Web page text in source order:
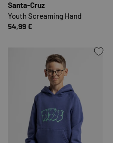
Santa-Cruz
Youth Screaming Hand
54,99 €